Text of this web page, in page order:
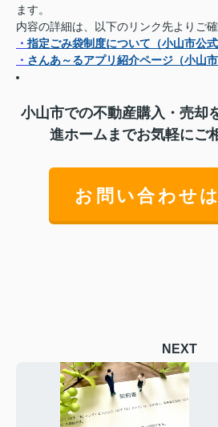
ます。
内容の詳細は、以下のリンク先よりご確
・ 指定ごみ袋制度について（小山市公式
・ さんあ～るアプリ紹介ページ（小山市
小山市での不動産購入・売却
進ホームまでお気軽にご
お問い合わせ
NEXT